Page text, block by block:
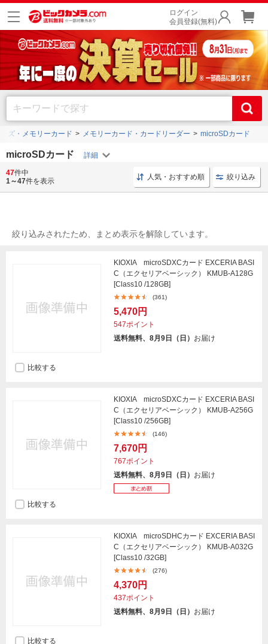
ログイン
会員登録(無料)
ズ・メモリーカード メモリーカード・カードリーダー microSDカード
microSDカード
microSD Class10 microSD UHS-I microSDXCカー
47件中
1～47件を表示 人気・おすすめ順 絞り込み
絞り込みされたため、まとめ表示を解除しています。
KIOXIA microSDXCカード EXCERIA BASI
C（エクセリアベーシック） KMUB-A128G
[Class10 /128GB]
(361)
5,470円
547ポイント
送料無料、8月9日（日） お届け
比較する
KIOXIA microSDXCカード EXCERIA BASI
C（エクセリアベーシック） KMUB-A256G
[Class10 /256GB]
(146)
7,670円
767ポイント
送料無料、8月9日（日） お届け
比較する
KIOXIA microSDHCカード EXCERIA BASI
C（エクセリアベーシック） KMUB-A032G
[Class10 /32GB]
(276)
4,370円
437ポイント
送料無料、8月9日（日） お届け
比較する